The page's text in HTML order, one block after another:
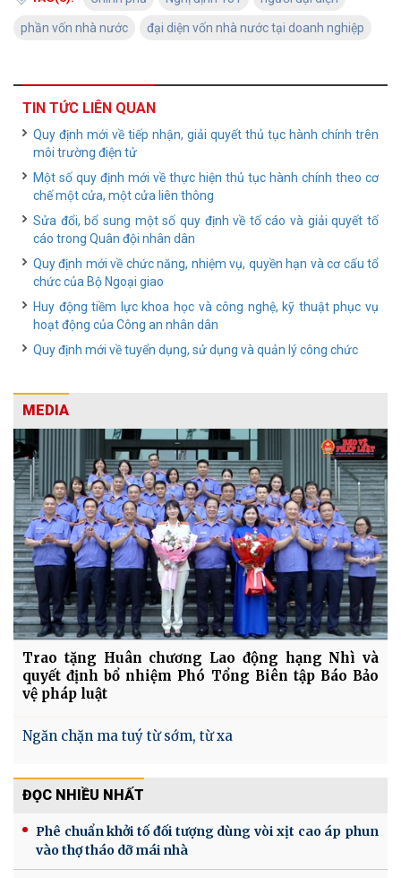
phần vốn nhà nước đại diện vốn nhà nước tại doanh nghiệp
TIN TỨC LIÊN QUAN
Quy định mới về tiếp nhận, giải quyết thủ tục hành chính trên
môi trường điện tử
Một số quy định mới về thực hiện thủ tục hành chính theo cơ
chế một cửa, một cửa liên thông
Sửa đổi, bổ sung một số quy định về tố cáo và giải quyết tố
cáo trong Quân đội nhân dân
Quy định mới về chức năng, nhiệm vụ, quyền hạn và cơ cấu tổ
chức của Bộ Ngoại giao
Huy động tiềm lực khoa học và công nghệ, kỹ thuật phục vụ
hoạt động của Công an nhân dân
Quy định mới về tuyển dụng, sử dụng và quản lý công chức
MEDIA
Trao tặng Huân chương Lao động hạng Nhì và
quyết định bổ nhiệm Phó Tổng Biên tập Báo Bảo
vệ pháp luật
Ngăn chặn ma tuý từ sớm, từ xa
ĐỌC NHIỀU NHẤT
Phê chuẩn khởi tố đối tượng dùng vòi xịt cao áp phun
vào thợ tháo dỡ mái nhà